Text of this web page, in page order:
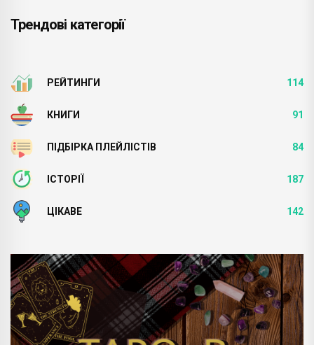
Трендові категорії
РЕЙТИНГИ 114
КНИГИ 91
ПІДБІРКА ПЛЕЙЛІСТІВ 84
ІСТОРІЇ 187
ЦІКАВЕ 142